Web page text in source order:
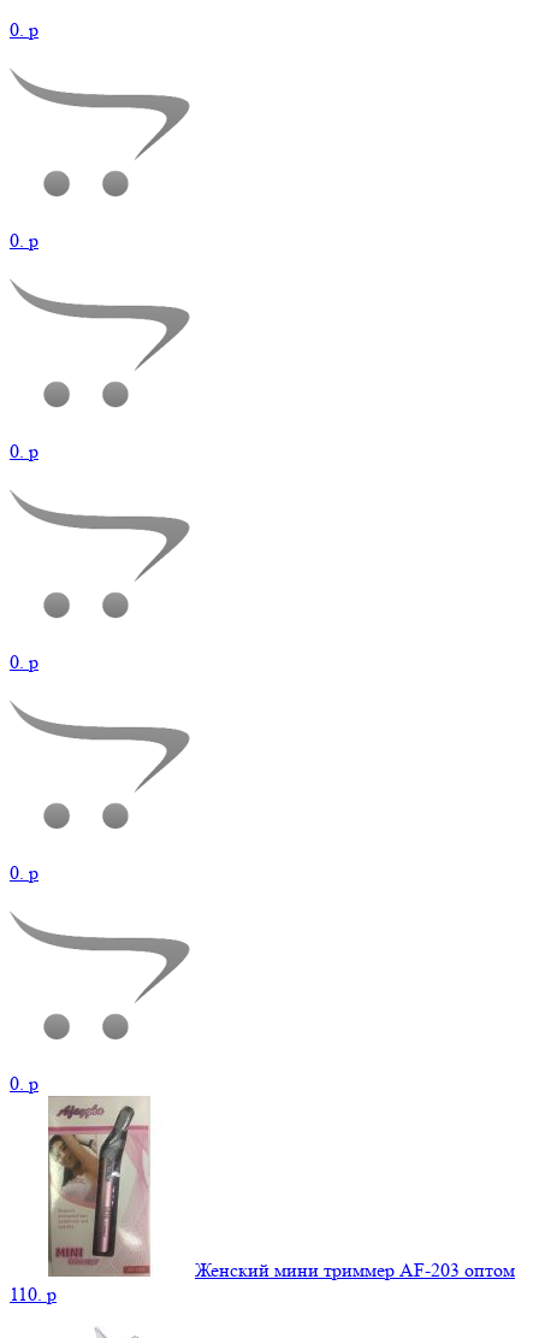
0. p
0. p
0. p
0. p
0. p
0. p
Женский мини триммер AF-203 оптом
110. p